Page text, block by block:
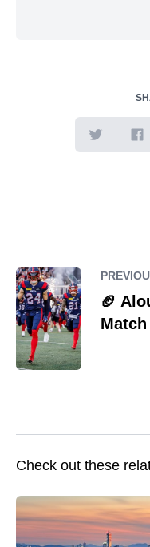
🏈
Match
Check out these